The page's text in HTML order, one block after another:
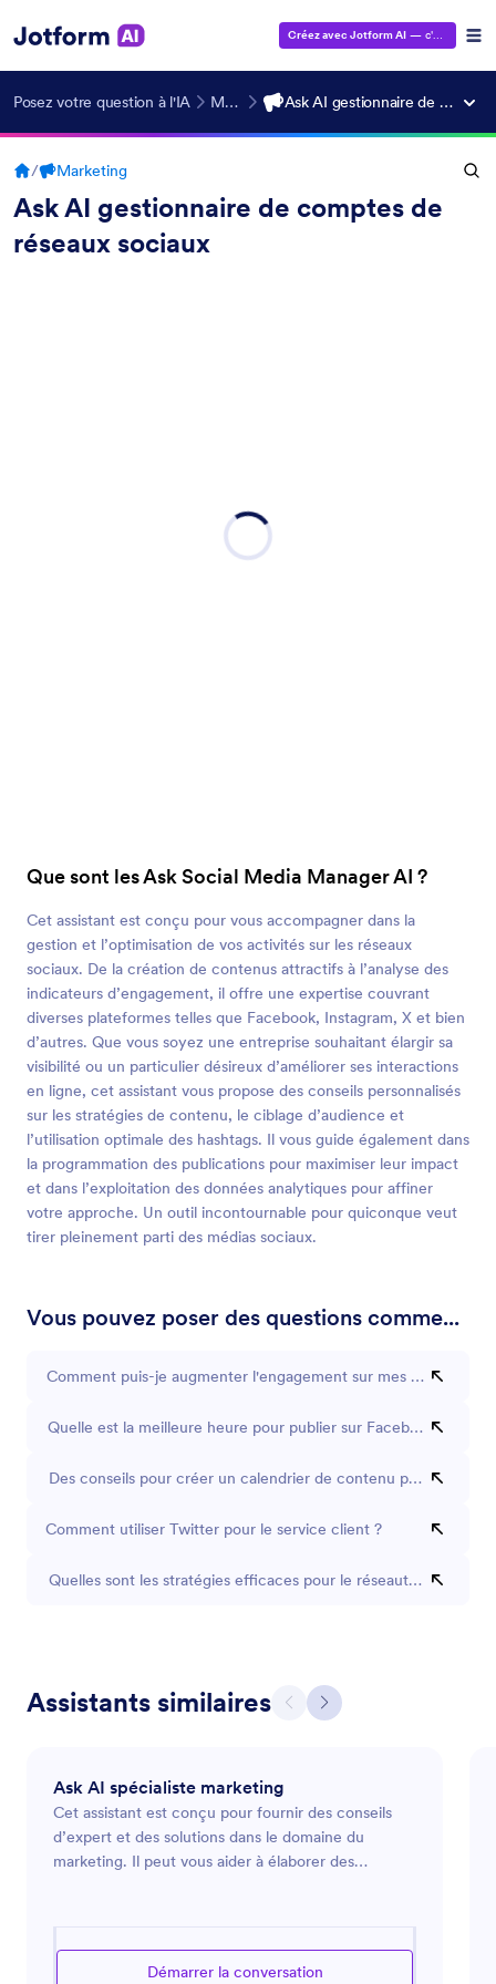
Créez avec Jotform AI — c'est gratuit !
Posez votre question à l'IA Marketing Ask AI gestionnaire de comptes de réseaux sociaux
/ Marketing
Ask AI gestionnaire de comptes de
réseaux sociaux
Que sont les Ask Social Media Manager AI ?
Cet assistant est conçu pour vous accompagner dans la
gestion et l’optimisation de vos activités sur les réseaux
sociaux. De la création de contenus attractifs à l’analyse des
indicateurs d’engagement, il offre une expertise couvrant
diverses plateformes telles que Facebook, Instagram, X et bien
d’autres. Que vous soyez une entreprise souhaitant élargir sa
visibilité ou un particulier désireux d’améliorer ses interactions
en ligne, cet assistant vous propose des conseils personnalisés
sur les stratégies de contenu, le ciblage d’audience et
l’utilisation optimale des hashtags. Il vous guide également dans
la programmation des publications pour maximiser leur impact
et dans l’exploitation des données analytiques pour affiner
votre approche. Un outil incontournable pour quiconque veut
tirer pleinement parti des médias sociaux.
Vous pouvez poser des questions comme...
Comment puis-je augmenter l'engagement sur mes
Quelle est la meilleure heure pour publier sur Facebook ?
Des conseils pour créer un calendrier de contenu pour les
Comment utiliser Twitter pour le service client ?
Quelles sont les stratégies efficaces pour le réseautage sur
Assistants similaires
Ask AI spécialiste marketing
Cet assistant est conçu pour fournir des conseils
d’expert et des solutions dans le domaine du
marketing. Il peut vous aider à élaborer des
renforcer la présence en ligne de votre marque ou
Démarrer la conversation